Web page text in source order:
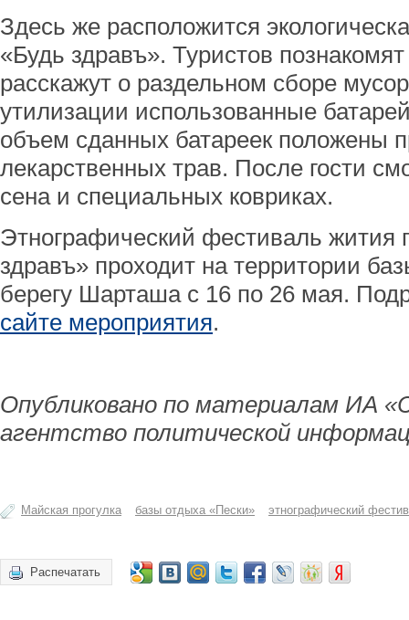
Здесь же расположится
«Будь здравъ». Туристов
расскажут о раздельном сборе
утилизации использованные
объем сданных батареек положены
лекарственных трав. После гости
сена и специальных ковриках.
Этнографический фестиваль жития
здравъ» проходит на территории
берегу Шарташа с 16 по 26 мая.
сайте мероприятия.
Опубликовано по материалам ИА
агентство политической
Майская прогулка базы отдыха «Пески» этнографический
Распечатать